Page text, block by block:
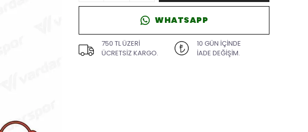
WHATSAPP
750 TL ÜZERİ
ÜCRETSİZ KARGO.
10 GÜN İÇİNDE
İADE DEĞİŞİM.